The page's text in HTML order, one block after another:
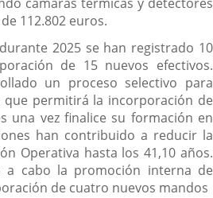
cámaras térmicas y detectores
112.802 euros.
2025 se han registrado 10
de 15 nuevos efectivos.
un proceso selectivo para
permitirá la incorporación de
una vez finalice su formación en
han contribuido a reducir la
Operativa hasta los 41,10 años.
a cabo la promoción interna de
de cuatro nuevos mandos